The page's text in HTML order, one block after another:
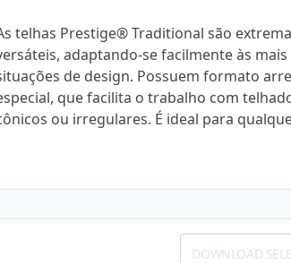
telhas Prestige® Traditional são
adaptando-se facilmente às mais
de design. Possuem formato
que facilita o trabalho com
ou irregulares. É ideal para
DOWNLOAD